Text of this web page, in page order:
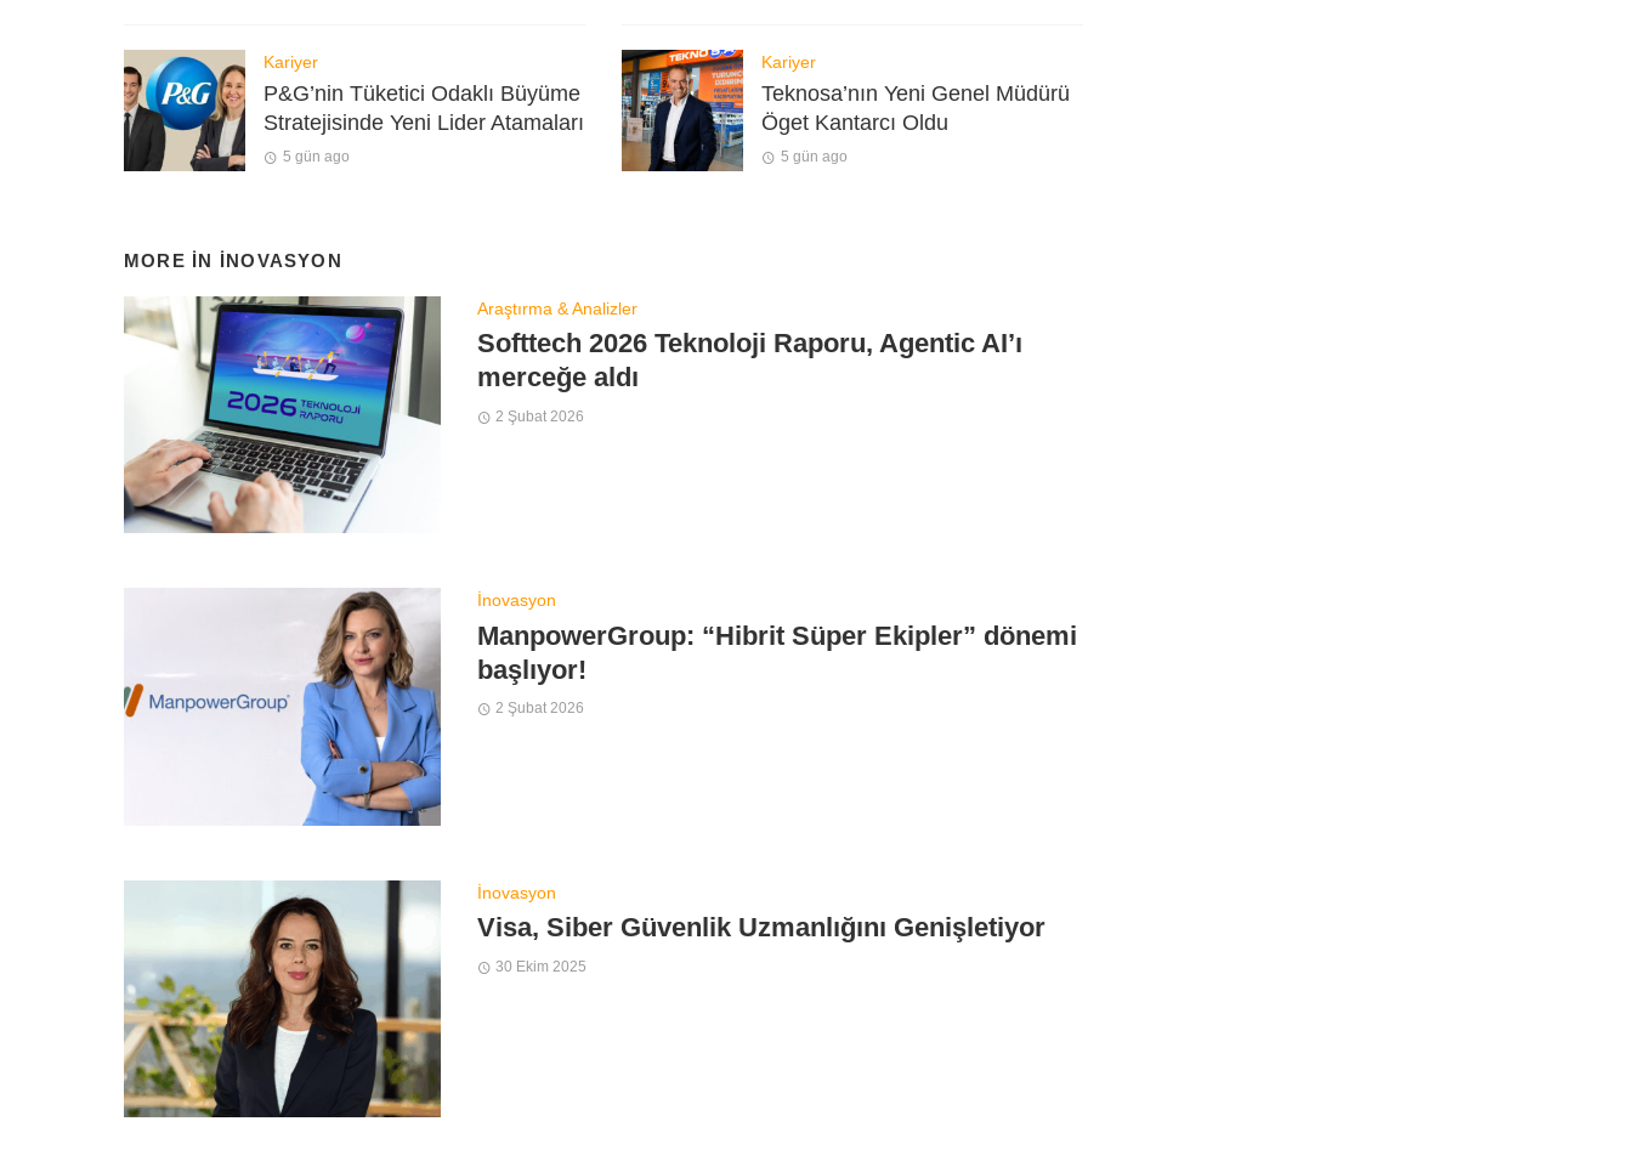
Kariyer
P&G’nin Tüketici Odaklı Büyüme
Stratejisinde Yeni Lider Atamaları
5 gün ago
Kariyer
Teknosa’nın Yeni Genel Müdürü
Öget Kantarcı Oldu
5 gün ago
MORE IN İNOVASYON
Araştırma & Analizler
Softtech 2026 Teknoloji Raporu, Agentic AI’ı
merceğe aldı
2 Şubat 2026
İnovasyon
ManpowerGroup: “Hibrit Süper Ekipler” dönemi
başlıyor!
2 Şubat 2026
İnovasyon
Visa, Siber Güvenlik Uzmanlığını Genişletiyor
30 Ekim 2025